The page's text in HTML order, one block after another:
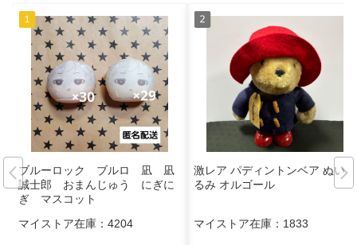
ブルーロック ブルロ 凪 凪
誠士郎 おまんじゅう にぎに
ぎ マスコット
マイストア在庫： 4204
激レア パディントンベア ぬいぐ
るみ オルゴール
マイストア在庫： 1833